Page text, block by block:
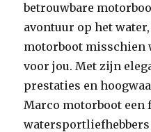
betrouwbare
avontuur op het
motorboot misschien
voor jou. Met zijn
prestaties en
Marco motorboot een